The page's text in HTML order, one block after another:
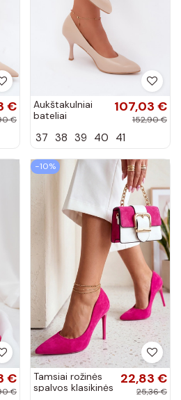
€
€
Aukštakulniai
bateliai
smėlio spalvos
107,03 €
152,90 €
37 38 39 40 41
€
€
−10%
Tamsiai rožinės
spalvos klasikinės
22,83 €
25,36 €